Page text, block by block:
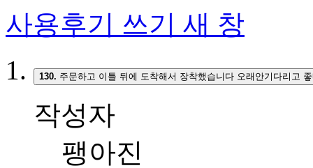
사용후기 쓰기 새 창
130. 주문하고 이틀 뒤에 도착해서 장착했습니다 오래안기다리고
작성자
팽아진